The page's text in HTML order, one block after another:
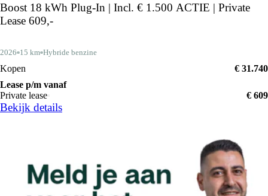
Boost 18 kWh Plug-In | Incl. € 1.500 ACTIE | Private
Lease 609,-
2026 15 km Hybride benzine
Kopen
€ 31.740
Lease p/m vanaf
Private lease
€ 609
Bekijk details